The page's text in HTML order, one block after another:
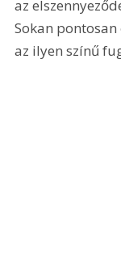
az
Sokan
az ilyen színű